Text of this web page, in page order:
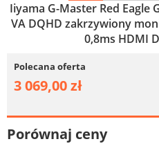
Iiyama G-Master Red Eagle
VA DQHD zakrzywiony
0,8ms HDMI
Polecana oferta
3 069,00 zł
Porównaj ceny